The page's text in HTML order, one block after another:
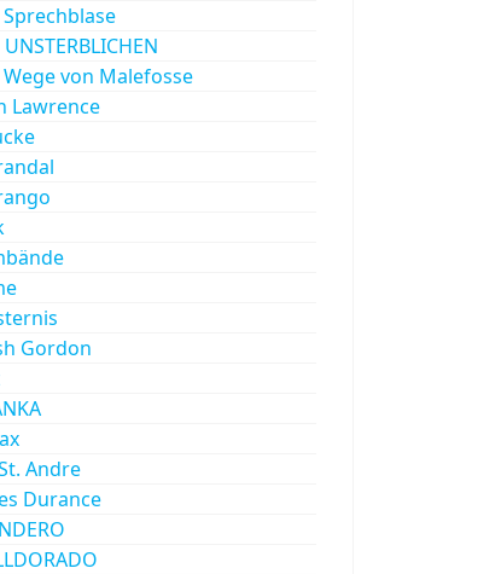
Sprechblase
Wege von Malefosse
Lawrence
Gordon
Andre
Durance